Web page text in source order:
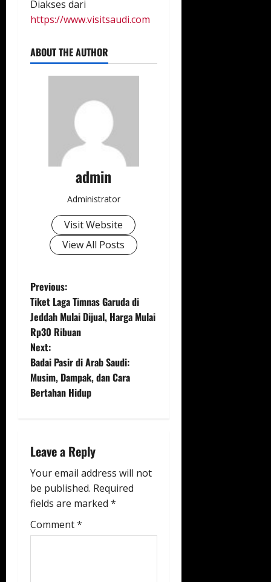
Diakses dari
https://www.visitsaudi.com
ABOUT THE AUTHOR
admin
Administrator
Visit Website
View All Posts
P
o
s
t
n
v
i
g
a
t
Previous:
Tiket Laga Timnas Garuda di
Jeddah Mulai Dijual, Harga Mulai
Rp30 Ribuan
Next:
Badai Pasir di Arab Saudi:
Musim, Dampak, dan Cara
Bertahan Hidup
Leave a Reply
Your email address will not
be published. Required
fields are marked *
Comment*